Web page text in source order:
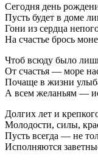
Сегодня день
Пусть будет в доме
Гони из сердца
На счастье брось
Чтоб всюду было
От счастья — море
Почаще в жизни
А всем желаньям —
Долгих лет и
Молодости, силы,
Пусть всегда — не
Исполняются